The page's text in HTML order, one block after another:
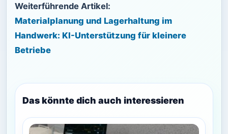
Weiterführende Artikel:
Materialplanung und Lagerhaltung im
Handwerk: KI-Unterstützung für kleinere
Betriebe
Das könnte dich auch interessieren